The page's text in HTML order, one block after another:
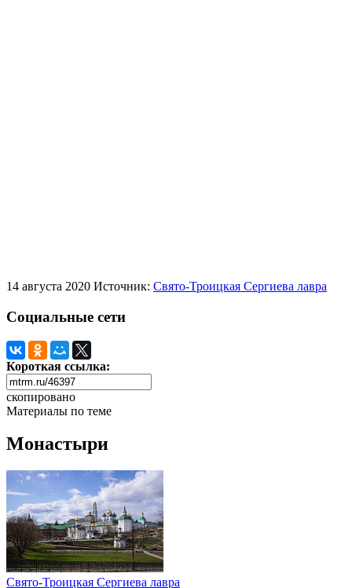
14 августа 2020 Источник: Свято-Троицкая Сергиева лавра
Социальные сети
Короткая ссылка:
скопировано
Материалы по теме
Монастыри
Свято-Троицкая Сергиева лавра